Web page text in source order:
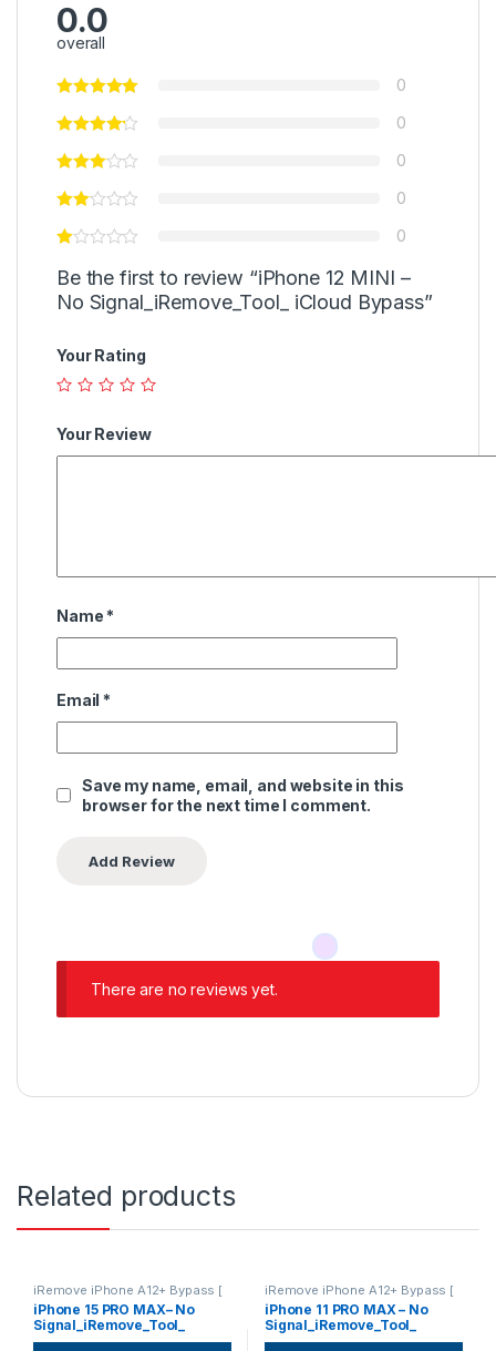
0.0
overall
0
0
0
0
0
Be the first to review “iPhone 12 MINI –
No Signal_iRemove_Tool_ iCloud Bypass”
Your Rating
Your Review
Name *
Email *
Save my name, email, and website in this
browser for the next time I comment.
There are no reviews yet.
Related products
iRemove iPhone A12+ Bypass [
No Signal ]
iPhone 15 PRO MAX– No
Signal_iRemove_Tool_
iCloud Bypass
iRemove iPhone A12+ Bypass [
No Signal ]
iPhone 11 PRO MAX – No
Signal_iRemove_Tool_
iCloud Bypass